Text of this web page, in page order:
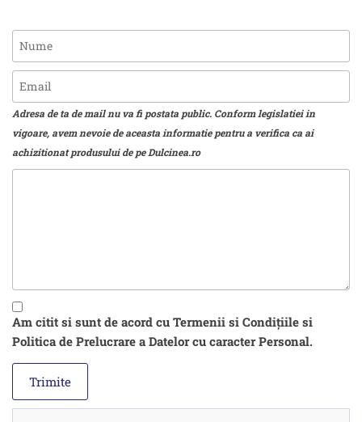
Adresa de ta de mail nu va fi postata public. Conform legislatiei in
vigoare, avem nevoie de aceasta informatie pentru a verifica ca ai
achizitionat produsului de pe Dulcinea.ro
Am citit si sunt de acord cu Termenii si Condițiile si
Politica de Prelucrare a Datelor cu caracter Personal.